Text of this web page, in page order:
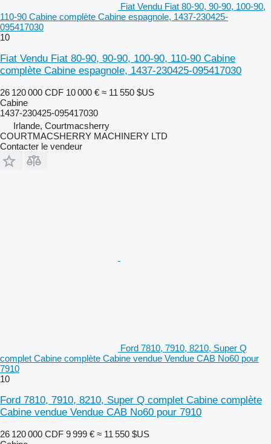
Fiat Vendu Fiat 80-90, 90-90, 100-90,
110-90 Cabine complète Cabine espagnole, 1437-230425-
095417030
10
Fiat Vendu Fiat 80-90, 90-90, 100-90, 110-90 Cabine
complète Cabine espagnole, 1437-230425-095417030
26 120 000 CDF 10 000 € ≈ 11 550 $US
Cabine
1437-230425-095417030
Irlande, Courtmacsherry
COURTMACSHERRY MACHINERY LTD
Contacter le vendeur
Ford 7810, 7910, 8210, Super Q
complet Cabine complète Cabine vendue Vendue CAB No60 pour
7910
10
Ford 7810, 7910, 8210, Super Q complet Cabine complète
Cabine vendue Vendue CAB No60 pour 7910
26 120 000 CDF 9 999 € ≈ 11 550 $US